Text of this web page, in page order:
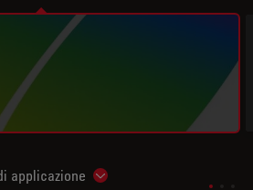
applicazione Show subnavigation